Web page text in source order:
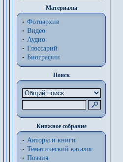
Материалы
Фотоархив
Видео
Аудио
Глоссарий
Биографии
Поиск
Книжное собрание
Авторы и книги
Тематический каталог
Поэзия